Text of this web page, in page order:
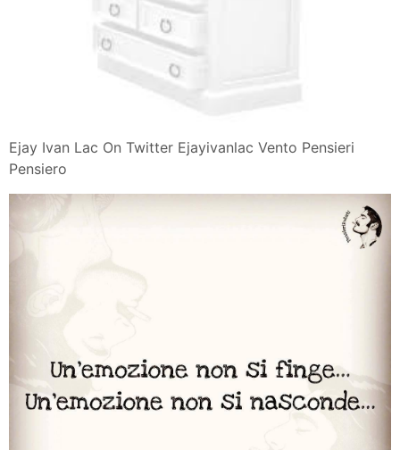
Ejay Ivan Lac On Twitter Ejayivanlac Vento Pensieri
Pensiero